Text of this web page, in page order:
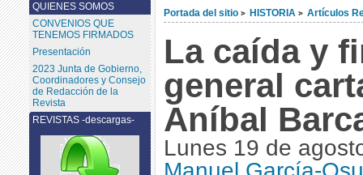
Portada del sitio > HISTORIA > Artículos
La caída y
general
Aníbal
Lunes 19 de
QUIENES SOMOS
CONVENIOS QUE
TENEMOS FIRMADOS
Presentación
2023 Junta de Gobierno,
Coordinadores y Consejo
de Redacción de la
Revista
REVISTAS -descargas-